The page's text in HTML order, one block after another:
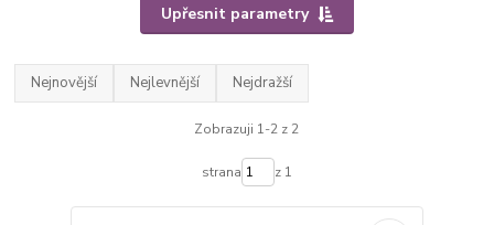
Upřesnit parametry
Nejnovější Nejlevnější Nejdražší
Zobrazuji 1-2 z 2
strana z 1